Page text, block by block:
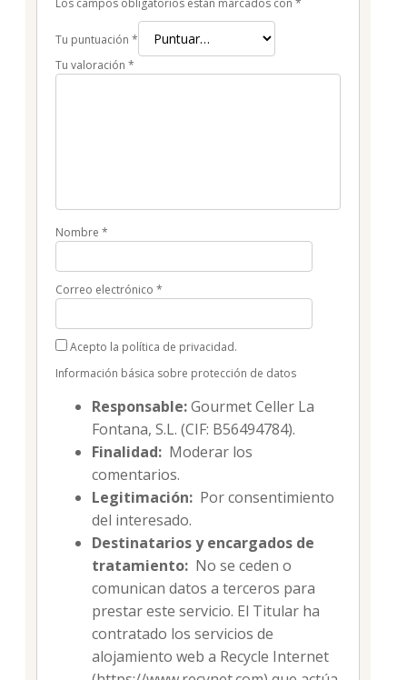
Los campos obligatorios están marcados con *
Tu puntuación *
Tu valoración *
Nombre *
Correo electrónico *
Acepto la política de privacidad.
Información básica sobre protección de datos
Responsable:Gourmet Celler La
Fontana, S.L. (CIF: B56494784).
Finalidad: Moderar los
comentarios.
Legitimación: Por consentimiento
del interesado.
Destinatarios y encargados de
tratamiento: No se ceden o
comunican datos a terceros para
prestar este servicio. El Titular ha
contratado los servicios de
alojamiento web a Recycle Internet